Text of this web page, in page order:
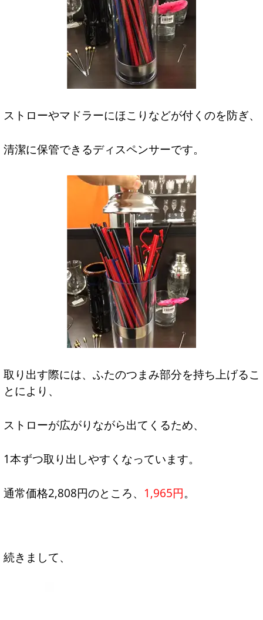
ストローやマドラーにほこりなどが付くのを防ぎ、
清潔に保管できるディスペンサーです。
取り出す際には、ふたのつまみ部分を持ち上げるこ
とにより、
ストローが広がりながら出てくるため、
1本ずつ取り出しやすくなっています。
通常価格2,808円のところ、 1,965円。
続きまして、